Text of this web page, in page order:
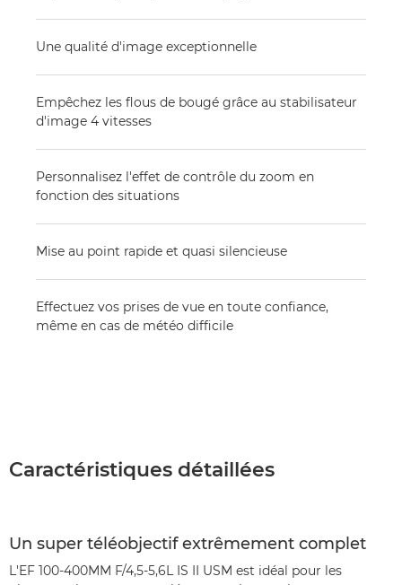
Une qualité d'image exceptionnelle
Empêchez les flous de bougé grâce au stabilisateur
d'image 4 vitesses
Personnalisez l'effet de contrôle du zoom en
fonction des situations
Mise au point rapide et quasi silencieuse
Effectuez vos prises de vue en toute confiance,
même en cas de météo difficile
Caractéristiques détaillées
Un super téléobjectif extrêmement complet
L'EF 100-400MM F/4,5-5,6L IS II USM est idéal pour les